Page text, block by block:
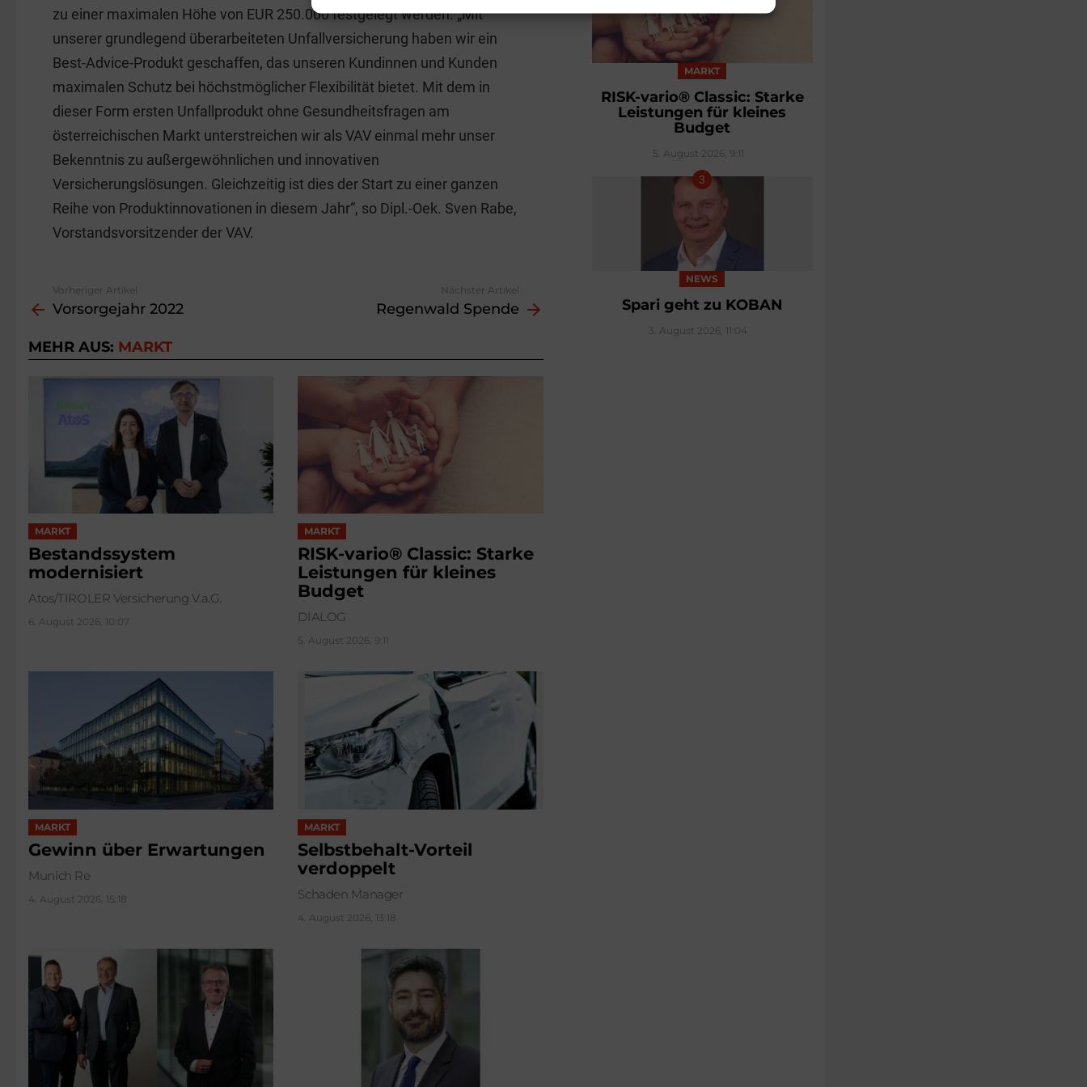
zu einer maximalen Höhe von EUR 250.000 festgelegt werden. „Mit
unserer grundlegend überarbeiteten Unfallversicherung haben wir ein
Best-Advice-Produkt geschaffen, das unseren Kundinnen und Kunden
maximalen Schutz bei höchstmöglicher Flexibilität bietet. Mit dem in
dieser Form ersten Unfallprodukt ohne Gesundheitsfragen am
österreichischen Markt unterstreichen wir als VAV einmal mehr unser
Bekenntnis zu außergewöhnlichen und innovativen
Versicherungslösungen. Gleichzeitig ist dies der Start zu einer ganzen
Reihe von Produktinnovationen in diesem Jahr“, so Dipl.-Oek. Sven Rabe,
Vorstandsvorsitzender der VAV.
more
Vorheriger Artikel
Vorsorgejahr 2022
Nächster Artikel
Regenwald Spende
MEHR AUS: MARKT
MARKT
Bestandssystem
modernisiert
Atos/TIROLER Versicherung V.a.G.
6. August 2026, 10:07
MARKT
RISK-vario® Classic: Starke
Leistungen für kleines
Budget
DIALOG
5. August 2026, 9:11
MARKT
Gewinn über Erwartungen
Munich Re
4. August 2026, 15:18
MARKT
Selbstbehalt-Vorteil
verdoppelt
Schaden Manager
4. August 2026, 13:18
MARKT
RISK-vario® Classic: Starke
Leistungen für kleines
Budget
5. August 2026, 9:11
NEWS
Spari geht zu KOBAN
3. August 2026, 11:04